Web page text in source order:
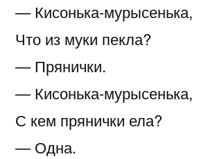
— Кисонька-мурысенька,
Что из муки пекла?
— Прянички.
— Кисонька-мурысенька,
С кем прянички ела?
— Одна.